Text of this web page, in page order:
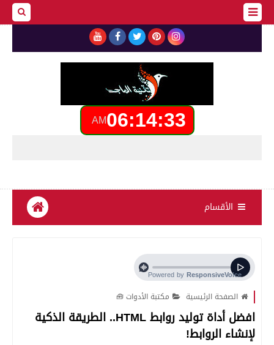
06:14:34
AM
الأقسام
الصفحة الرئيسية مكتبة الأدوات 🧰
افضل أداة توليد روابط HTML.. الطريقة الذكية
لإنشاء الروابط!